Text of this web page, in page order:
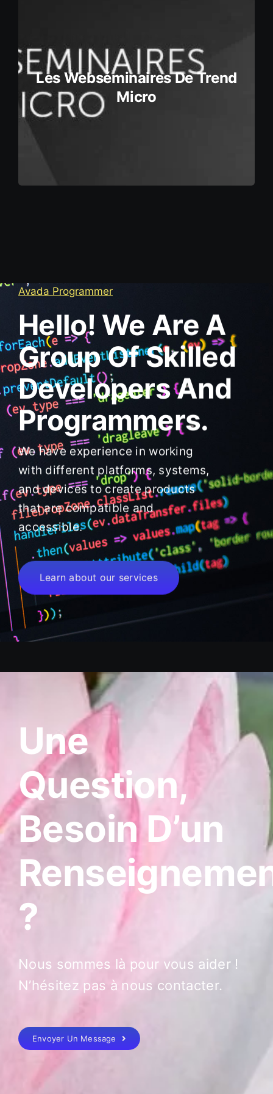
Les Webséminaires De Trend
Micro
Avada Programmer
Hello! We Are A
Group Of Skilled
Developers And
Programmers.
We have experience in working
with different platforms, systems,
and devices to create products
that are compatible and
accessible.
Learn about our services
Une
Question,
Besoin D’un
?
Nous sommes là pour vous aider !
N’hésitez pas à nous contacter.
Envoyer Un Message